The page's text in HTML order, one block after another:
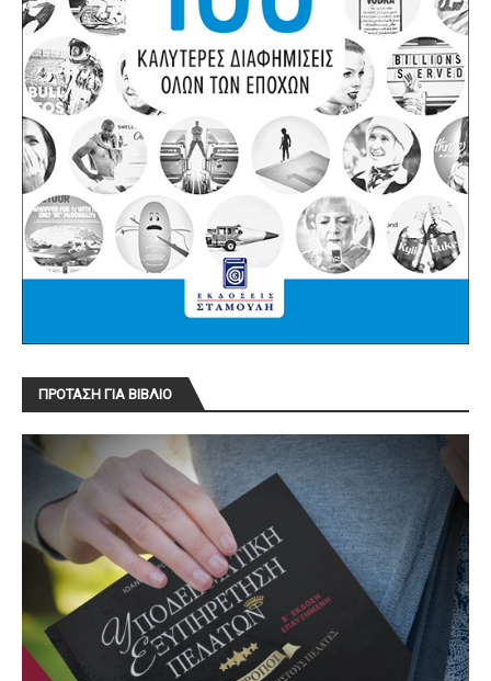
ΠΡΟΤΑΣΗ ΓΙΑ ΒΙΒΛΙΟ